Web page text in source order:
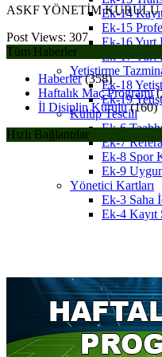
Ek-14
Ek-15
Ek-16 Yurt
Ek-17 Yurt
Yetiştirme
Ek-18
Ek-19
Kulüp Tescili
Ek-6
Ek-7
Ek-8 Spor
Ek-9
Yönetici Kartları
Ek-3 Saha
Ek-4 Kayıt
ASKF YÖNETİM KURULU
Post Views: 307
Tüm Haberler
Haberler(358)
Haftalık Maç Programı
İl Disiplin Kurulu(160)
Hızlı Bağlantılar